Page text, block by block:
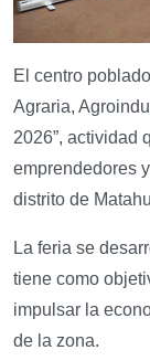
El centro
Agraria,
2026”, actividad
emprendedores
distrito de
La feria se
tiene como
impulsar la
de la zona.